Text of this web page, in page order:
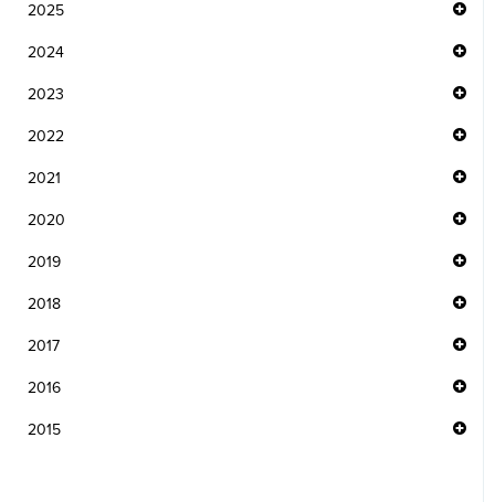
2025
2024
2023
2022
2021
2020
2019
2018
2017
2016
2015